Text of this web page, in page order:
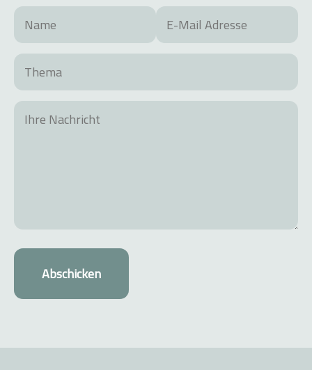
Abschicken